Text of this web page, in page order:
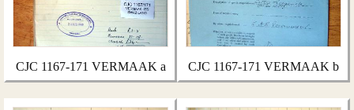
CJC 1167-171 VERMAAK a CJC 1167-171 VERMAAK b